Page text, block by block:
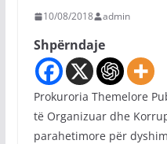
10/08/2018 admin
Shpërndaje
Prokuroria Themelore
të Organizuar dhe
parahetimore për